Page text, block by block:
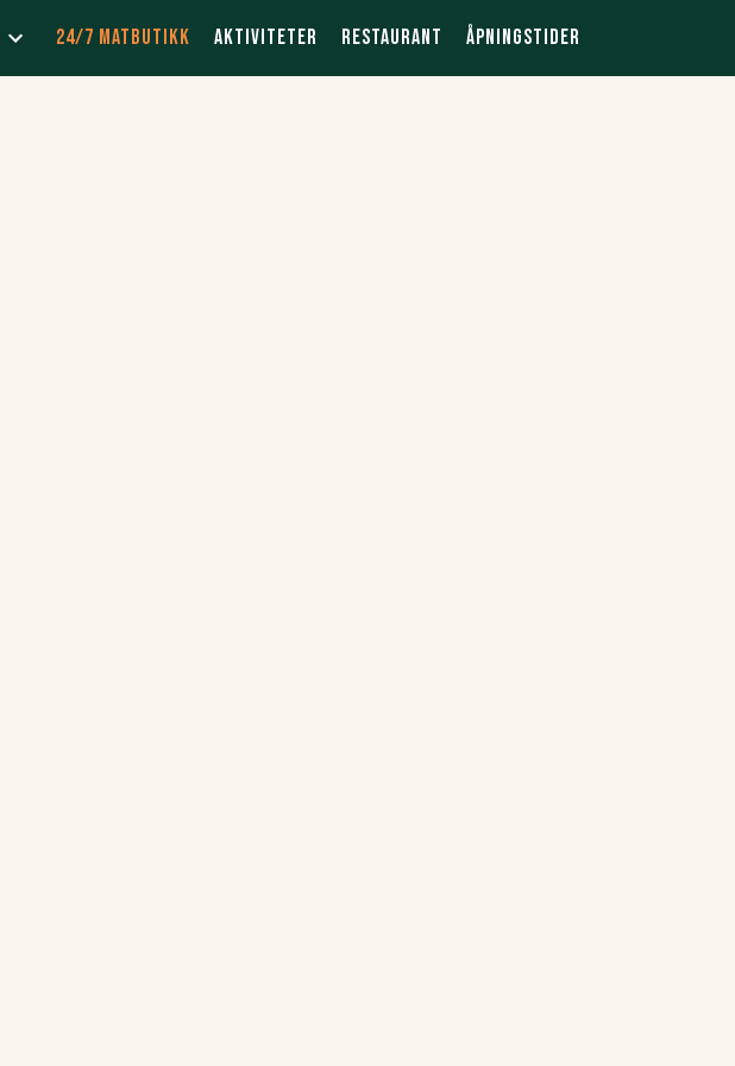
24/7 Matbutikk Aktiviteter Restaurant Åpningstider